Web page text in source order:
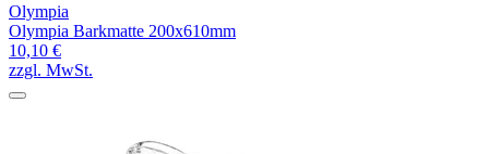
Olympia
Olympia Barkmatte 200x610mm
10,10 €
zzgl. MwSt.